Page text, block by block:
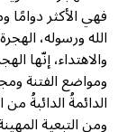
فهي الأكثر دوامًا
الله ورسوله،
والاهتداء، إنّها
ومواضع الفتنة
الدائمةُ الدائبةُ
ومن التبعية